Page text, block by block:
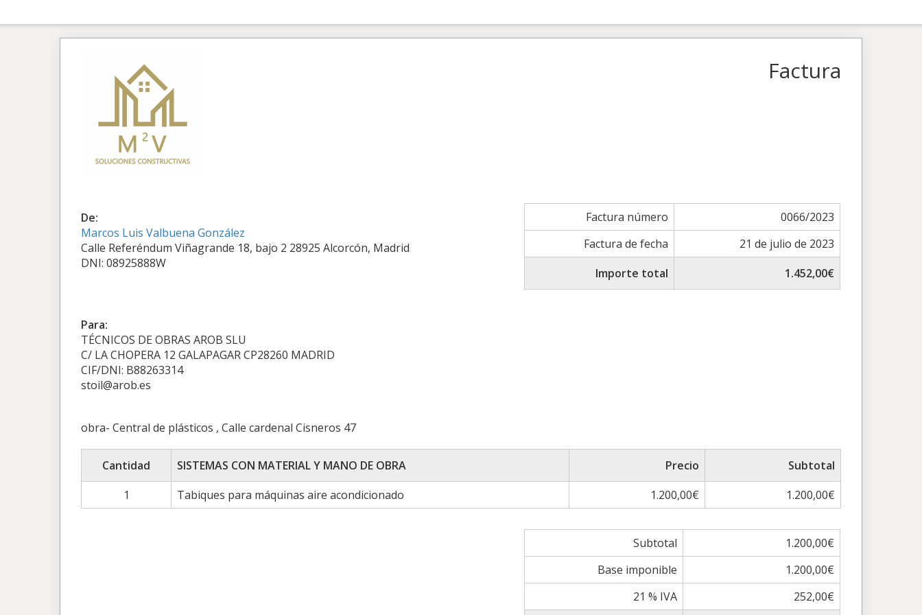
Factura
De:
Marcos Luis Valbuena González
Calle Referéndum Viñagrande 18, bajo 2 28925 Alcorcón, Madrid
DNI: 08925888W
Factura número
0066/2023
Factura de fecha
21 de julio de 2023
Importe total
1.452,00€
Para:
TÉCNICOS DE OBRAS AROB SLU
C/ LA CHOPERA 12 GALAPAGAR CP28260 MADRID
CIF/DNI: B88263314
stoil@arob.es
obra- Central de plásticos , Calle cardenal Cisneros 47
Cantidad SISTEMAS CON MATERIAL Y MANO DE OBRA Precio
Subtotal
1
Tabiques para máquinas aire acondicionado 1.200,00€ 1.200,00€
Subtotal
1.200,00€
Base imponible
1.200,00€
21 % IVA
252,00€